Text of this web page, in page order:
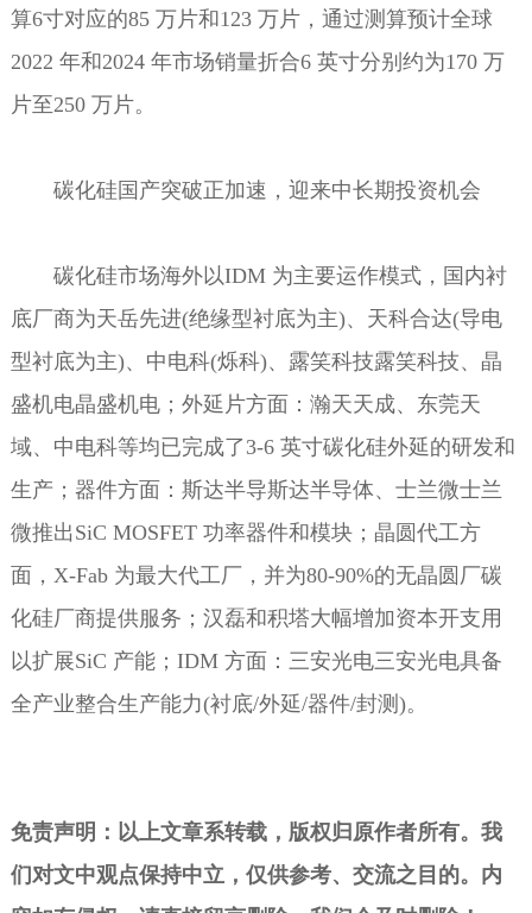
算6寸对应的85 万片和123 万片，通过测算预计全球
2022 年和2024 年市场销量折合6 英寸分别约为170 万
片至250 万片。
碳化硅国产突破正加速，迎来中长期投资机会
碳化硅市场海外以IDM 为主要运作模式，国内衬
底厂商为天岳先进(绝缘型衬底为主)、天科合达(导电
型衬底为主)、中电科(烁科)、露笑科技露笑科技、晶
盛机电晶盛机电；外延片方面：瀚天天成、东莞天
域、中电科等均已完成了3-6 英寸碳化硅外延的研发和
生产；器件方面：斯达半导斯达半导体、士兰微士兰
微推出SiC MOSFET 功率器件和模块；晶圆代工方
面，X-Fab 为最大代工厂，并为80-90%的无晶圆厂碳
化硅厂商提供服务；汉磊和积塔大幅增加资本开支用
以扩展SiC 产能；IDM 方面：三安光电三安光电具备
全产业整合生产能力(衬底/外延/器件/封测)。
免责声明：以上文章系转载，版权归原作者所有。我
们对文中观点保持中立，仅供参考、交流之目的。内